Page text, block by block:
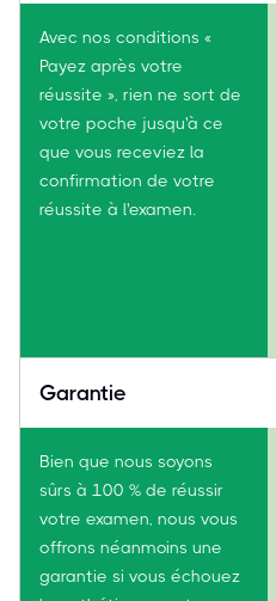
Avec nos conditions «
Payez après votre
réussite », rien ne sort de
votre poche jusqu'à ce
que vous receviez la
confirmation de votre
réussite à l'examen.
Garantie
Bien que nous soyons
sûrs à 100 % de réussir
votre examen, nous vous
offrons néanmoins une
garantie si vous échouez